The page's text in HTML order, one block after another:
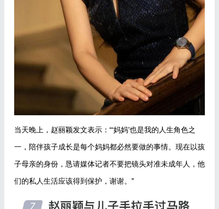
当天晚上，赵丽颖发文表示：“‘妈妈’也是我的人生角色之
一，陪伴孩子成长是每个妈妈都必然要做的事情。现在以孩
子母亲的身份，恳请媒体记者不要把镜头对准未成年人，他
们的私人生活应该得到保护，谢谢。”